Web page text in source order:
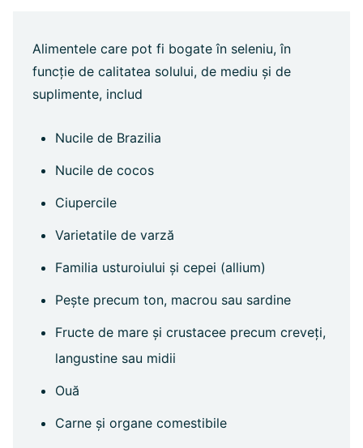
Alimentele care pot fi bogate în seleniu, în
funcție de calitatea solului, de mediu și de
suplimente, includ
Nucile de Brazilia
Nucile de cocos
Ciupercile
Varietatile de varză
Familia usturoiului și cepei (allium)
Pește precum ton, macrou sau sardine
Fructe de mare și crustacee precum creveți,
langustine sau midii
Ouă
Carne și organe comestibile